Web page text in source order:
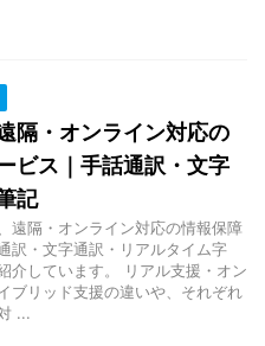
隔・オンライン対応の
ビス｜手話通訳・文字
記
遠隔・オンライン対応の情報保障
訳・文字通訳・リアルタイム字
介しています。 リアル支援・オン
ブリッド支援の違いや、それぞれ
...